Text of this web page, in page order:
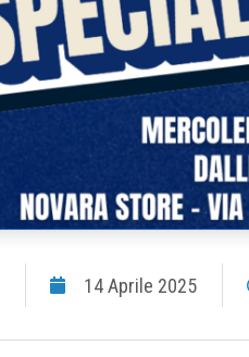
14 Aprile 2025